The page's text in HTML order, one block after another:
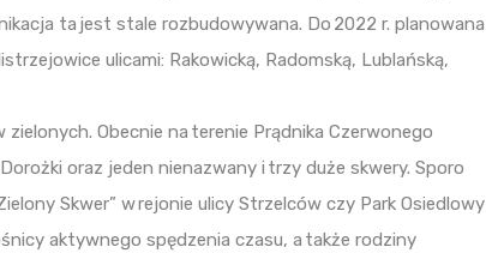
ta jest stale rozbudowywana. Do 2022 r. planowana
ulicami: Rakowicką, Radomską, Lublańską,
Obecnie na terenie Prądnika Czerwonego
oraz jeden nienazwany i trzy duże skwery. Sporo
Skwer” w rejonie ulicy Strzelców czy Park Osiedlowy
aktywnego spędzenia czasu, a także rodziny